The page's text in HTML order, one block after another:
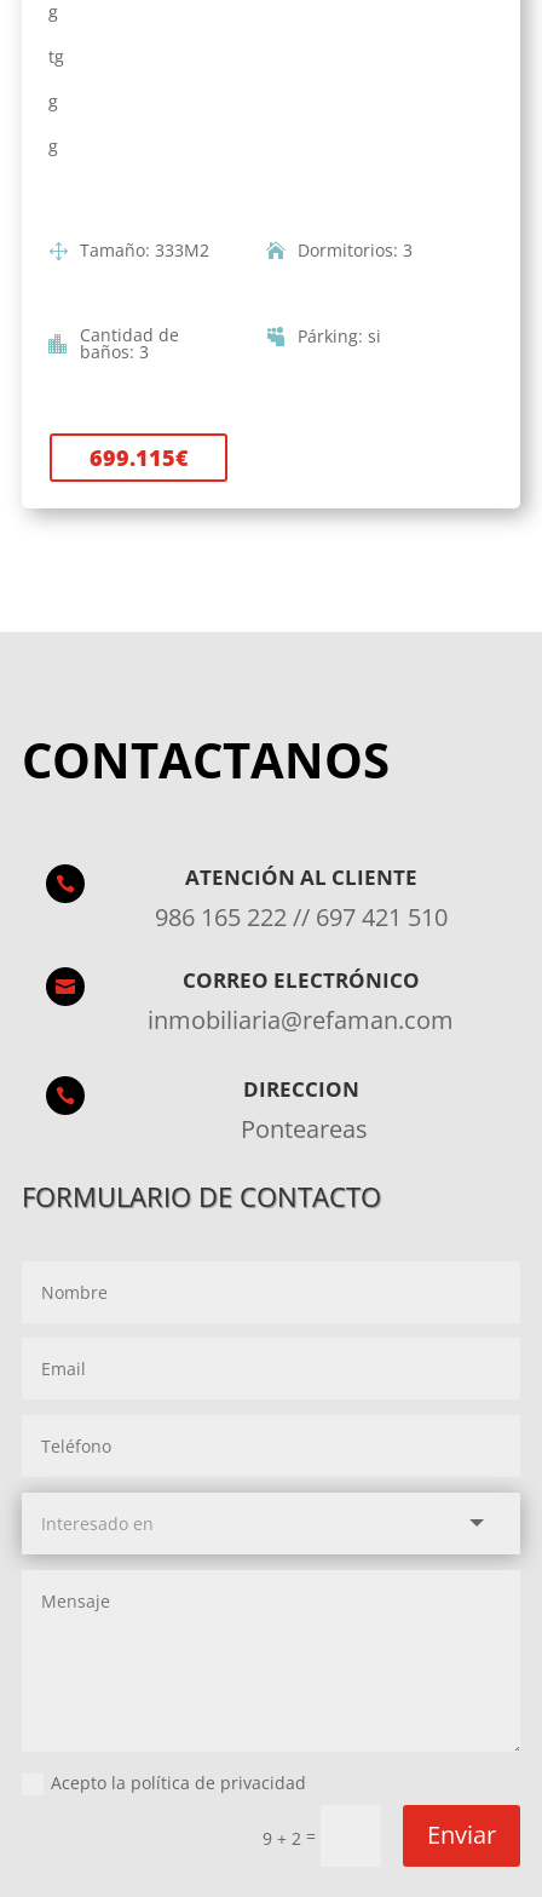
g
tg
g
g
Tamaño: 333M2 Dormitorios: 3
Cantidad de
baños: 3
Párking: si
699.115€
CONTACTANOS
 ATENCIÓN AL CLIENTE
986 165 222 // 697 421 510
 CORREO ELECTRÓNICO
inmobiliaria@refaman.com
 DIRECCION
Ponteareas
FORMULARIO DE CONTACTO
Acepto la política de privacidad
9 + 2 = Enviar